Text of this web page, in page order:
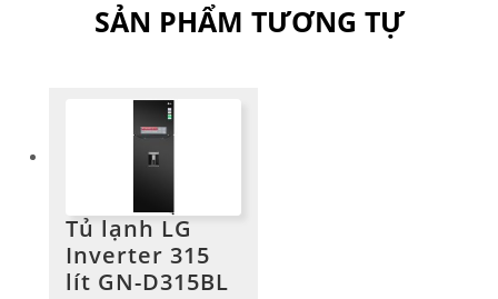
SẢN PHẨM TƯƠNG TỰ
Tủ lạnh LG
Inverter 315
lít GN-D315BL